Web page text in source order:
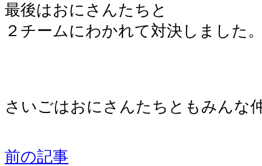
最後はおにさんたちと
２チームにわかれて対決しました
さいごはおにさんたちともみんな
前の記事